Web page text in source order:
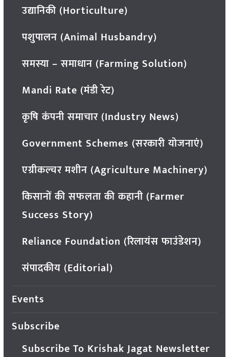
उद्यानिकी (Horticulture)
पशुपालन (Animal Husbandry)
समस्या – समाधान (Farming Solution)
Mandi Rate (मंडी रेट)
कृषि कंपनी समाचार (Industry News)
Government Schemes (सरकारी योजनाएं)
एग्रीकल्चर मशीन (Agriculture Machinery)
किसानों की सफलता की कहानी (Farmer
Success Story)
Reliance Foundation (रिलायंस फाउंडेशन)
संपादकीय (Editorial)
Events
Subscribe
Subscribe To Krishak Jagat Newsletter